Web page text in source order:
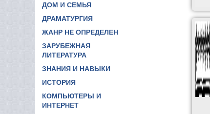
ДОМ И СЕМЬЯ
ДРАМАТУРГИЯ
ЖАНР НЕ ОПРЕДЕЛЕН
ЗАРУБЕЖНАЯ
ЛИТЕРАТУРА
ЗНАНИЯ И НАВЫКИ
ИСТОРИЯ
КОМПЬЮТЕРЫ И
ИНТЕРНЕТ